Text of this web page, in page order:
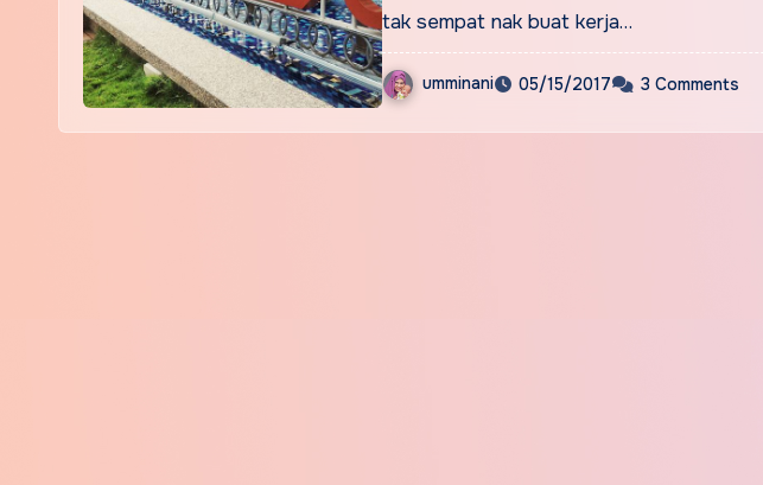
tak sempat nak buat kerja…
umminani 05/15/2017 3 Comments